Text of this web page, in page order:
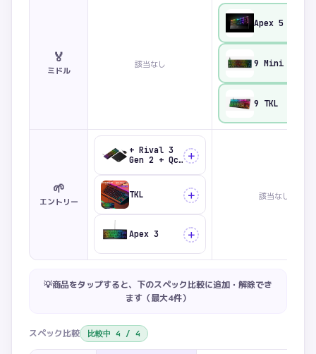
🏅
ミドル
該当なし
Apex 5
9 Mini
9 TKL
🌱
エントリー
+ Rival 3
Gen 2 + QcK ＋
TKL ＋
Apex 3 ＋
該当なし
💡商品をタップすると、下のスペック比較に追加・解除でき
ます（最大4件）
スペック比較 比較中 4 / 4